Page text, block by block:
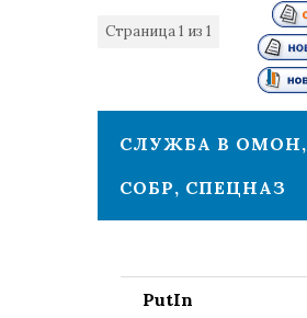
Страница1 из 1
СЛУЖБА В ОМОН,
СОБР, СПЕЦНАЗ
PutIn